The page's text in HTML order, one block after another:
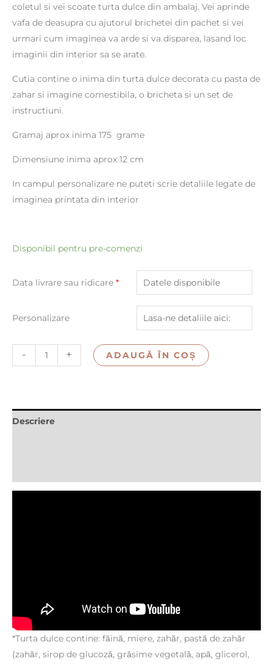
coletul si vei scoate turta dulce din ambalaj. Vei aprinde
vafa de deasupra cu ajutorul brichetei din pachet si vei
urmari cum imaginea va arde si va disparea, lasand loc
imaginii din interior sa se arate.
Cutia contine o inima din turta dulce decorata cu pasta de
zahar si imagine comestibila, o bricheta si un set de
instructiuni.
Gramaj aprox inima 175 grame
Dimensiune inima aprox 12 cm
In campul personalizare ne puteti scrie detaliile legate de
imaginea printata din interior
Disponibil pentru pre-comenzi
Data livrare sau ridicare *
Personalizare
- + ADAUGĂ ÎN COȘ
Descriere
*Turta dulce contine: făină, miere, zahăr, pastă de zahăr
(zahăr, sirop de glucoză, grăsime vegetală, apă, glicerol,